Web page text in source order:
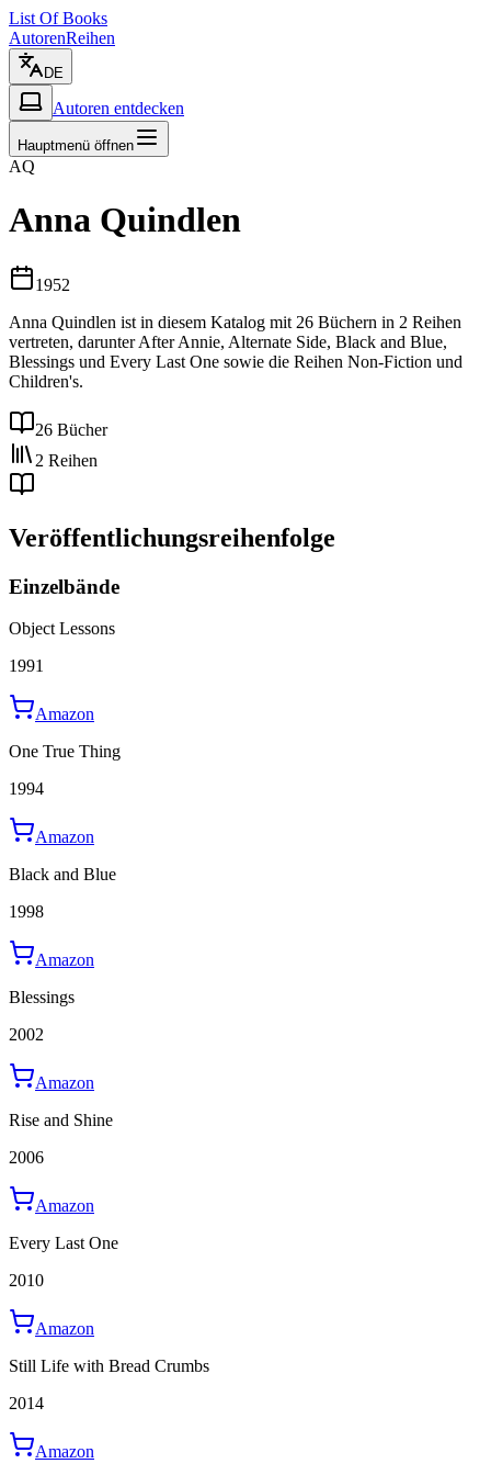
List Of Books
AutorenReihen
DE
Autoren entdecken
Hauptmenü öffnen
AQ
Anna Quindlen
1952
Anna Quindlen ist in diesem Katalog mit 26 Büchern in 2 Reihen
vertreten, darunter After Annie, Alternate Side, Black and Blue,
Blessings und Every Last One sowie die Reihen Non-Fiction und
Children's.
26 Bücher
2 Reihen
Veröffentlichungsreihenfolge
Einzelbände
Object Lessons
1991
Amazon
One True Thing
1994
Amazon
Black and Blue
1998
Amazon
Blessings
2002
Amazon
Rise and Shine
2006
Amazon
Every Last One
2010
Amazon
Still Life with Bread Crumbs
2014
Amazon